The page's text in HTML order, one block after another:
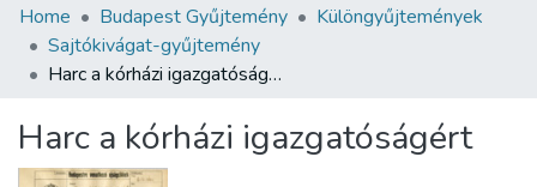
Communities & Collections
All of DSpace
About us
Home Budapest Gyűjtemény
Különgyűjtemények
Sajtókivágat-gyűjtemény
Harc a kórházi igazgatóságért
Harc a kórházi igazgatóságért